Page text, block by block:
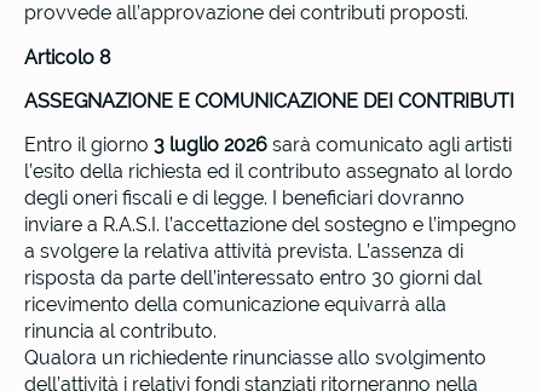
provvede all’approvazione dei contributi proposti.
Articolo 8
ASSEGNAZIONE E COMUNICAZIONE DEI CONTRIBUTI
Entro il giorno 3 luglio 2026 sarà comunicato agli artisti
l’esito della richiesta ed il contributo assegnato al lordo
degli oneri fiscali e di legge. I beneficiari dovranno
inviare a R.A.S.I. l’accettazione del sostegno e l’impegno
a svolgere la relativa attività prevista. L’assenza di
risposta da parte dell’interessato entro 30 giorni dal
ricevimento della comunicazione equivarrà alla
rinuncia al contributo.
Qualora un richiedente rinunciasse allo svolgimento
dell’attività i relativi fondi stanziati ritorneranno nella